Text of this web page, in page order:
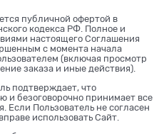
публичной офертой в
кодекса РФ. Полное и
настоящего Соглашения
с момента начала
(включая просмотр
заказа и иные действия).
подтверждает, что
и безоговорочно принимает все
Если Пользователь не согласен
использовать Сайт.